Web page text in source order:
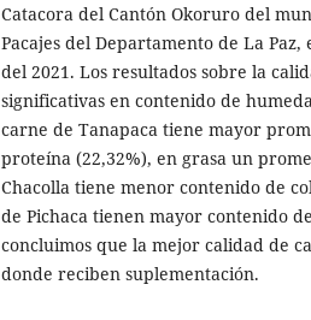
Catacora del Cantón Okoruro del
Pacajes del Departamento de La
del 2021. Los resultados sobre la
significativas en contenido de
carne de Tanapaca tiene mayor
proteína (22,32%), en grasa un
Chacolla tiene menor contenido de
de Pichaca tienen mayor contenido
concluimos que la mejor calidad de
donde reciben suplementación.